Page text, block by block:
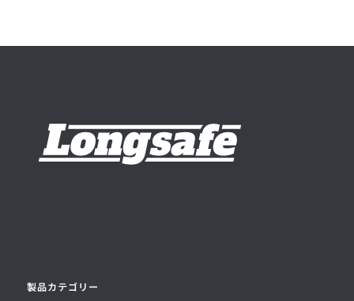
製品カテゴリー